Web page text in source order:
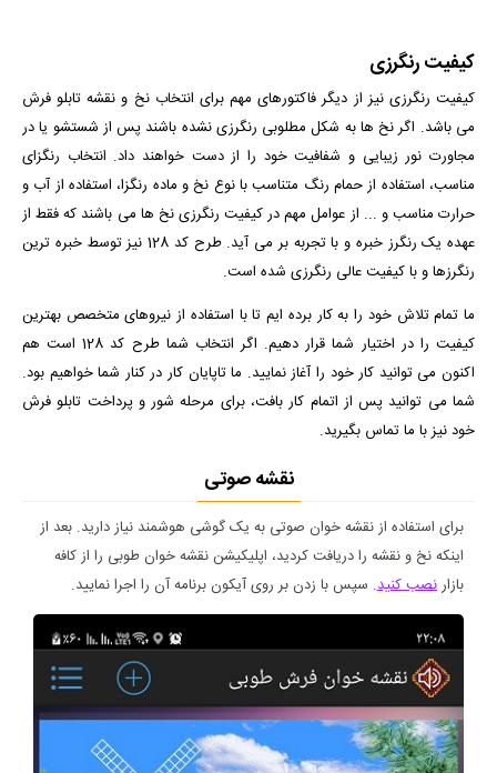
کیفیت رنگرزی
کیفیت رنگرزی نیز از دیگر فاکتورهای مهم برای انتخاب نخ و نقشه تابلو فرش
می باشد. اگر نخ ها به شکل مطلوبی رنگرزی نشده باشند پس از شستشو یا در
مجاورت نور زیبایی و شفافیت خود را از دست خواهند داد. انتخاب رنگزای
مناسب، استفاده از حمام رنگ متناسب با نوع نخ و ماده رنگزا، استفاده از آب و
حرارت مناسب و ... از عوامل مهم در کیفیت رنگرزی نخ ها می باشند که فقط از
عهده یک رنگرز خبره و با تجربه بر می آید. طرح کد 128 نیز توسط خبره ترین
رنگرزها و با کیفیت عالی رنگرزی شده است.
ما تمام تلاش خود را به کار برده ایم تا با استفاده از نیروهای متخصص بهترین
کیفیت را در اختیار شما قرار دهیم. اگر انتخاب شما طرح کد 128 است هم
اکنون می توانید کار خود را آغاز نمایید. ما تاپایان کار در کنار شما خواهیم بود.
شما می توانید پس از اتمام کار بافت، برای مرحله شور و پرداخت تابلو فرش
خود نیز با ما تماس بگیرید.
نقشه صوتی
برای استفاده از نقشه خوان صوتی به یک گوشی هوشمند نیاز دارید. بعد از
اینکه نخ و نقشه را دریافت کردید، اپلیکیشن نقشه خوان طوبی را از کافه
بازارنصب کنید. سپس با زدن بر روی آیکون برنامه آن را اجرا نمایید.